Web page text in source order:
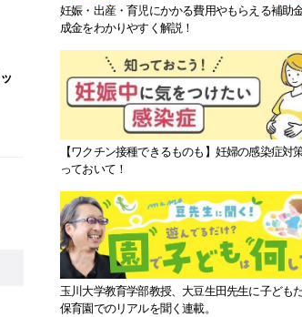
妊娠・出産・育児にかかる費用やもらえる補助
成金をわかりやすく解説！
【ワクチン接種できるものも】妊婦の感染症対
っておいて！
玉川大学教育学部教授、大豆生田先生に子ども
保育園でのリアルを聞く連載。